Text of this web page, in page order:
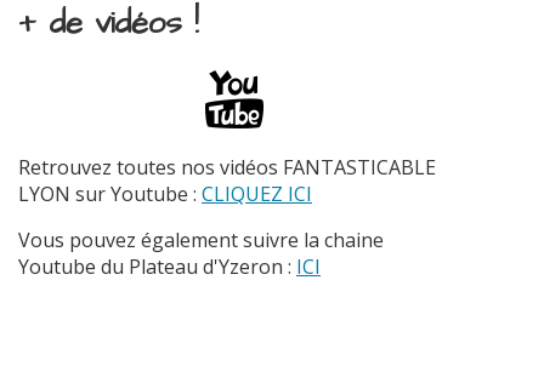
+ de vidéos !
Retrouvez toutes nos vidéos FANTASTICABLE
LYON sur Youtube : CLIQUEZ ICI
Vous pouvez également suivre la chaine
Youtube du Plateau d'Yzeron : ICI